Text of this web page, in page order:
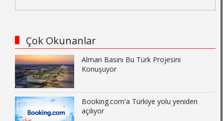
Çok Okunanlar
Alman Basını Bu Türk Projesini
Konuşuyor
Booking.com'a Türkiye yolu yeniden
açılıyor